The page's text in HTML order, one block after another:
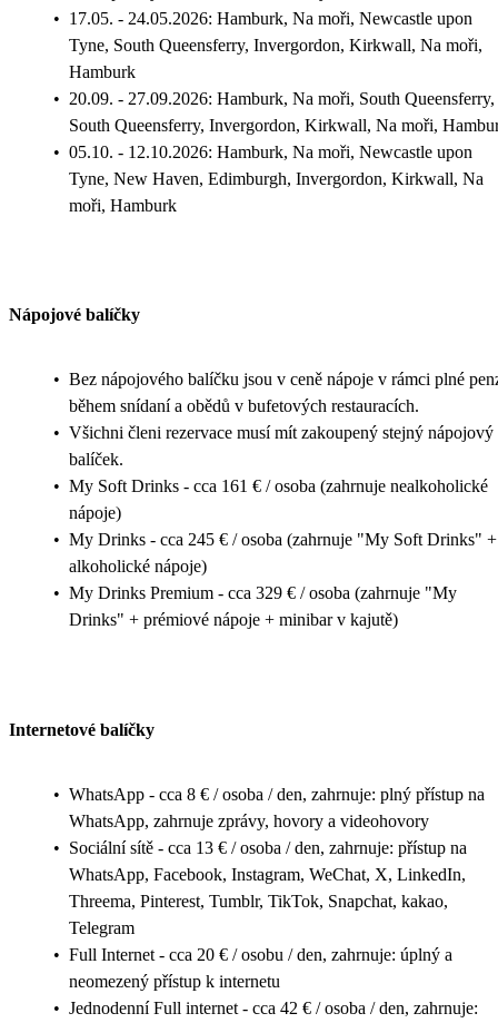
• 17.05. - 24.05.2026: Hamburk, Na moři, Newcastle upon
Tyne, South Queensferry, Invergordon, Kirkwall, Na moři,
Hamburk
• 20.09. - 27.09.2026: Hamburk, Na moři, South Queensferry,
South Queensferry, Invergordon, Kirkwall, Na moři,
• 05.10. - 12.10.2026: Hamburk, Na moři, Newcastle upon
Tyne, New Haven, Edimburgh, Invergordon, Kirkwall, Na
moři, Hamburk
Nápojové balíčky
• Bez nápojového balíčku jsou v ceně nápoje v rámci plné
během snídaní a obědů v bufetových restauracích.
• Všichni členi rezervace musí mít zakoupený stejný nápojový
balíček.
• My Soft Drinks - cca 161 € / osoba (zahrnuje nealkoholické
nápoje)
• My Drinks - cca 245 € / osoba (zahrnuje "My Soft Drinks" +
alkoholické nápoje)
• My Drinks Premium - cca 329 € / osoba (zahrnuje "My
Drinks" + prémiové nápoje + minibar v kajutě)
Internetové balíčky
• WhatsApp - cca 8 € / osoba / den, zahrnuje: plný přístup na
WhatsApp, zahrnuje zprávy, hovory a videohovory
• Sociální sítě - cca 13 € / osoba / den, zahrnuje: přístup na
WhatsApp, Facebook, Instagram, WeChat, X, LinkedIn,
Threema, Pinterest, Tumblr, TikTok, Snapchat, kakao,
Telegram
• Full Internet - cca 20 € / osobu / den, zahrnuje: úplný a
neomezený přístup k internetu
• Jednodenní Full internet - cca 42 € / osoba / den, zahrnuje: